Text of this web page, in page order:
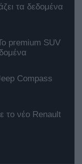
τα δεδομένα
premium SUV
Compass
το νέο Renault